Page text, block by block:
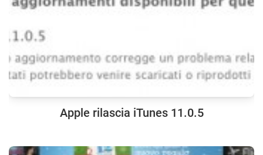
Apple rilascia iTunes 11.0.5